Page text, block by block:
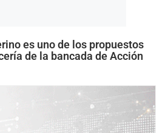
es uno de los propuestos
de la bancada de Acción